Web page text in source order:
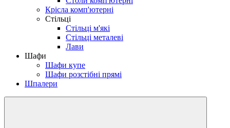
Крісла комп'ютерні
Стільці
Стільці м'які
Стільці металеві
Лави
Шафи
Шафи купе
Шафи розстібні прямі
Шпалери